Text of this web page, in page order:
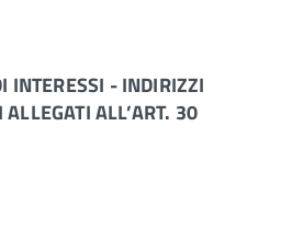
INTERESSI - INDIRIZZI
ALL’ART. 30